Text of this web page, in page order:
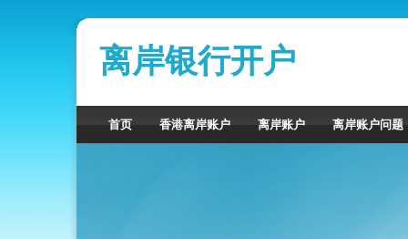
离岸银行开户
首页 香港离岸账户 离岸账户 离岸账户问题